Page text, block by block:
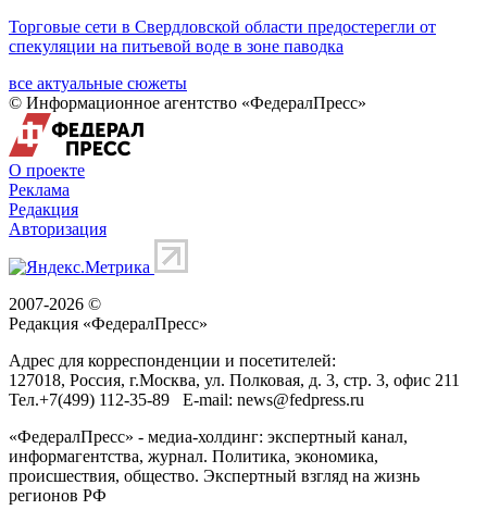
Торговые сети в Свердловской области предостерегли от
спекуляции на питьевой воде в зоне паводка
все актуальные сюжеты
© Информационное агентство «ФедералПресс»
О проекте
Реклама
Редакция
Авторизация
2007-2026 ©
Редакция «ФедералПресс»
Адрес для корреспонденции и посетителей:
127018, Россия, г.Москва, ул. Полковая, д. 3, стр. 3, офис 211
Тел.+7(499) 112-35-89 E-mail: news@fedpress.ru
«ФедералПресс» - медиа-холдинг: экспертный канал,
информагентства, журнал. Политика, экономика,
происшествия, общество. Экспертный взгляд на жизнь
регионов РФ